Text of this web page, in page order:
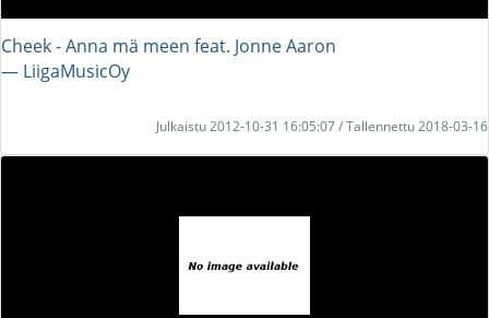
Cheek - Anna mä meen feat. Jonne Aaron
― LiigaMusicOy
Julkaistu 2012-10-31 16:05:07 / Tallennettu 2018-03-16